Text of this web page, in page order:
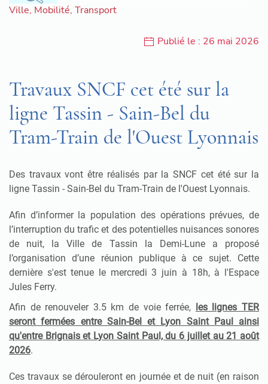
Ville, Mobilité, Transport
Publié le : 26 mai 2026
Travaux SNCF cet été sur la
ligne Tassin - Sain-Bel du
Tram-Train de l'Ouest Lyonnais
Des travaux vont être réalisés par la SNCF cet été sur la
ligne Tassin - Sain-Bel du Tram-Train de l'Ouest Lyonnais.
Afin d’informer la population des opérations prévues, de
l’interruption du trafic et des potentielles nuisances sonores
de nuit, la Ville de Tassin la Demi-Lune a proposé
l’organisation d’une réunion publique à ce sujet. Cette
dernière s'est tenue le mercredi 3 juin à 18h, à l'Espace
Jules Ferry.
Afin de renouveler 3.5 km de voie ferrée, les lignes TER
seront fermées entre Sain-Bel et Lyon Saint Paul ainsi
qu'entre Brignais et Lyon Saint Paul, du 6 juillet au 21 août
2026.
Ces travaux se dérouleront en journée et de nuit (en raison